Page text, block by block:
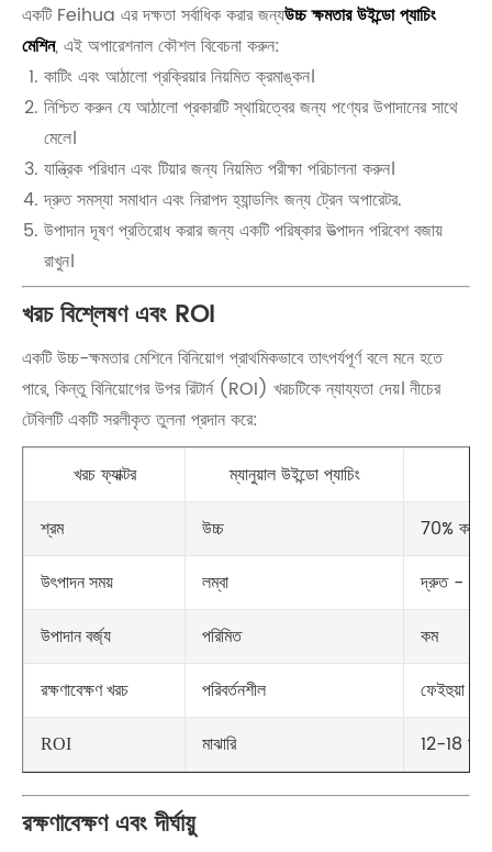
একটি Feihua এর দক্ষতা সর্বাধিক করার জন্যউচ্চ ক্ষমতার উইন্ডো প্যাচিং
মেশিন, এই অপারেশনাল কৌশল বিবেচনা করুন:
কাটিং এবং আঠালো প্রক্রিয়ার নিয়মিত ক্রমাঙ্কন।
নিশ্চিত করুন যে আঠালো প্রকারটি স্থায়িত্বের জন্য পণ্যের উপাদানের সাথে
মেলে।
যান্ত্রিক পরিধান এবং টিয়ার জন্য নিয়মিত পরীক্ষা পরিচালনা করুন।
দ্রুত সমস্যা সমাধান এবং নিরাপদ হ্যান্ডলিং জন্য ট্রেন অপারেটর.
উপাদান দূষণ প্রতিরোধ করার জন্য একটি পরিষ্কার উত্পাদন পরিবেশ বজায়
রাখুন।
খরচ বিশ্লেষণ এবং ROI
একটি উচ্চ-ক্ষমতার মেশিনে বিনিয়োগ প্রাথমিকভাবে তাৎপর্যপূর্ণ বলে মনে হতে
পারে, কিন্তু বিনিয়োগের উপর রিটার্ন (ROI) খরচটিকে ন্যায্যতা দেয়। নীচের
টেবিলটি একটি সরলীকৃত তুলনা প্রদান করে:
খরচ ফ্যাক্টর
ম্যানুয়াল উইন্ডো প্যাচিং
শ্রম উচ্চ 70%
উৎপাদন সময় লম্বা দ্রুত - 500
উপাদান বর্জ্য পরিমিত কম
রক্ষণাবেক্ষণ খরচ পরিবর্তনশীল ফেইহুয়া
ROI মাঝারি 12-18
রক্ষণাবেক্ষণ এবং দীর্ঘায়ু